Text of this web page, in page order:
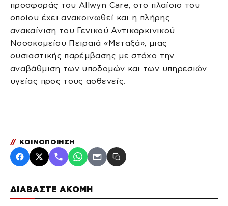
ΔΙΑΒΑΣΤΕ ΑΚΟΜΗ
προσφοράς του Allwyn Care, στο πλαίσιο του
οποίου έχει ανακοινωθεί και η πλήρης
ανακαίνιση του Γενικού Αντικαρκινικού
Νοσοκομείου Πειραιά «Μεταξά», μιας
ουσιαστικής παρέμβασης με στόχο την
αναβάθμιση των υποδομών και των υπηρεσιών
υγείας προς τους ασθενείς.
// ΚΟΙΝΟΠΟΙΗΣΗ